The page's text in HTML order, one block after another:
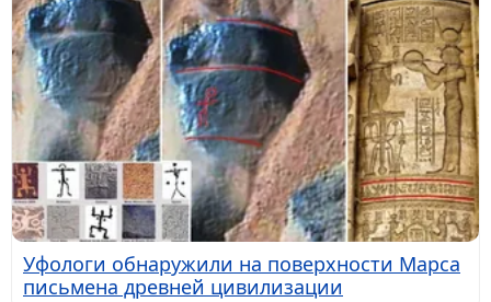
Уфологи обнаружили на поверхности Марса
письмена древней цивилизации